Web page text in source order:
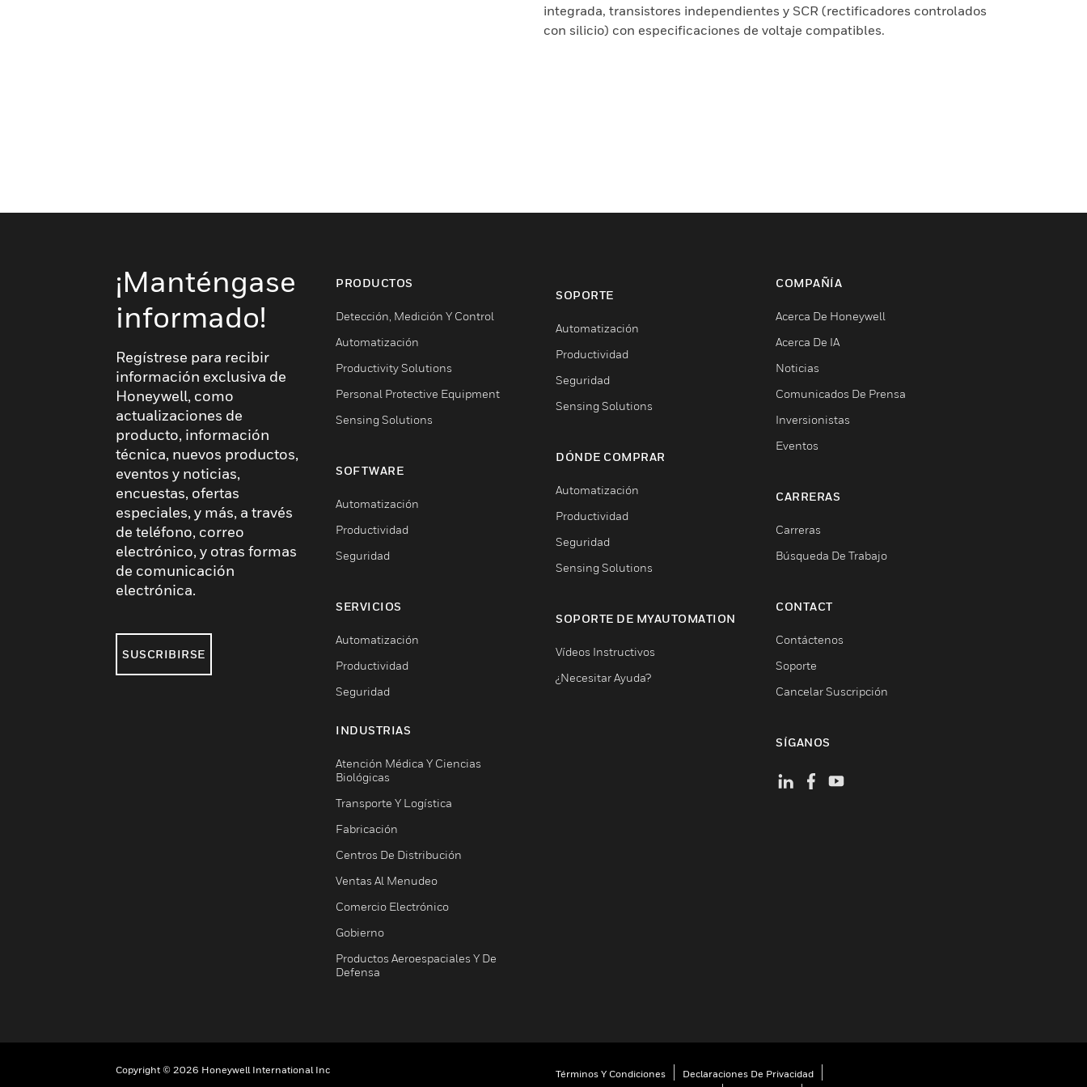
integrada, transistores independientes y SCR (rectificadores controlados
con silicio) con especificaciones de voltaje compatibles.
¡Manténgase
informado!
Regístrese para recibir
información exclusiva de
Honeywell, como
actualizaciones de
producto, información
técnica, nuevos productos,
eventos y noticias,
encuestas, ofertas
especiales, y más, a través
de teléfono, correo
electrónico, y otras formas
de comunicación
electrónica.
SUSCRIBIRSE
PRODUCTOS
Detección, Medición Y Control
Automatización
Productivity Solutions
Personal Protective Equipment
Sensing Solutions
SOFTWARE
Automatización
Productividad
Seguridad
SERVICIOS
Automatización
Productividad
Seguridad
INDUSTRIAS
Atención Médica Y Ciencias
Biológicas
Transporte Y Logística
Fabricación
Centros De Distribución
Ventas Al Menudeo
Comercio Electrónico
Gobierno
Productos Aeroespaciales Y De
Defensa
SOPORTE
Automatización
Productividad
Seguridad
Sensing Solutions
DÓNDE COMPRAR
Automatización
Productividad
Seguridad
Sensing Solutions
SOPORTE DE MYAUTOMATION
Vídeos Instructivos
¿Necesitar Ayuda?
COMPAÑÍA
Acerca De Honeywell
Acerca De IA
Noticias
Comunicados De Prensa
Inversionistas
Eventos
CARRERAS
Carreras
Búsqueda De Trabajo
CONTACT
Contáctenos
Soporte
Cancelar Suscripción
SÍGANOS
Copyright © 2026 Honeywell International Inc Términos Y Condiciones Declaraciones De Privacidad